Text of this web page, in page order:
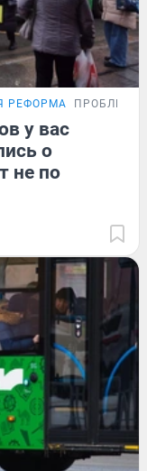
РЕФОРМА ПРОБЛЕМА
у вас
о
не по